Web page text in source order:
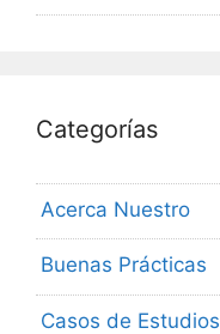
Categorías
Acerca Nuestro
Buenas Prácticas
Casos de Estudios